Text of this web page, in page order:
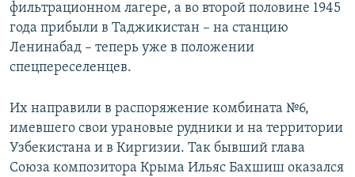
фильтрационном лагере, а во второй половине 1945
года прибыли в Таджикистан – на станцию
Ленинабад – теперь уже в положении
спецпереселенцев.
Их направили в распоряжение комбината №6,
имевшего свои урановые рудники и на территории
Узбекистана и в Киргизии. Так бывший глава
Союза композитора Крыма Ильяс Бахшиш оказался